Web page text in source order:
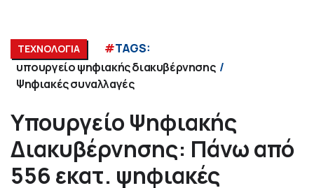
ΤΕΧΝΟΛΟΓΙΑ #TAGS:
υπουργείο ψηφιακής διακυβέρνησης
Ψηφιακές συναλλαγές
Υπουργείο Ψηφιακής
Διακυβέρνησης: Πάνω από
556 εκατ. ψηφιακές